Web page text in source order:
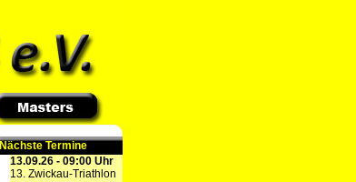
Nächste Termine
13.09.26 - 09:00 Uhr
13. Zwickau-Triathlon